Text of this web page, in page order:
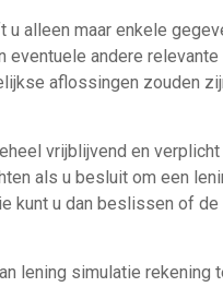
alleen maar enkele
andere
aflossingen zouden
vrijblijvend en
als u besluit om een
kunt u dan beslissen of
lening simulatie rekening